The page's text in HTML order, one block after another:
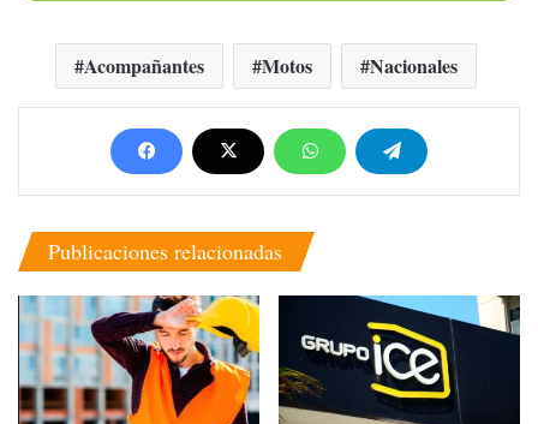
Acompañantes Motos Nacionales
Publicaciones relacionadas